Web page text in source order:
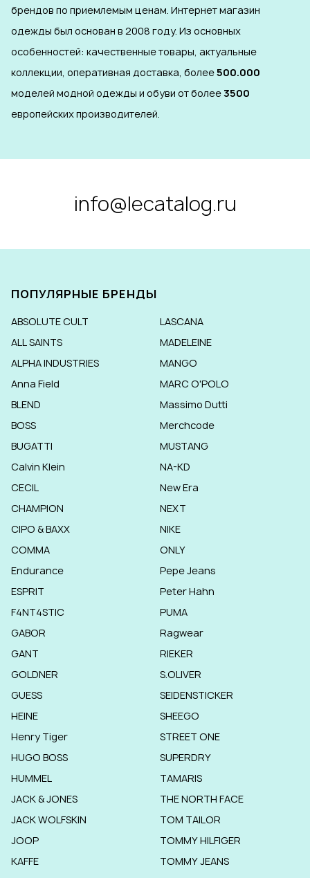
брендов по приемлемым ценам. Интернет магазин
одежды был основан в 2008 году. Из основных
особенностей: качественные товары, актуальные
коллекции, оперативная доставка, более500.000
моделей модной одежды и обуви от более3500
европейских производителей.
info@lecatalog.ru
ПОПУЛЯРНЫЕ БРЕНДЫ
ABSOLUTE CULT
ALL SAINTS
ALPHA INDUSTRIES
Anna Field
BLEND
BOSS
BUGATTI
Calvin Klein
CECIL
CHAMPION
CIPO & BAXX
COMMA
Endurance
ESPRIT
F4NT4STIC
GABOR
GANT
GOLDNER
GUESS
HEINE
Henry Tiger
HUGO BOSS
HUMMEL
JACK & JONES
JACK WOLFSKIN
JOOP
KAFFE
LASCANA
MADELEINE
MANGO
MARC O'POLO
Massimo Dutti
Merchcode
MUSTANG
NA-KD
New Era
NEXT
NIKE
ONLY
Pepe Jeans
Peter Hahn
PUMA
Ragwear
RIEKER
S.OLIVER
SEIDENSTICKER
SHEEGO
STREET ONE
SUPERDRY
TAMARIS
THE NORTH FACE
TOM TAILOR
TOMMY HILFIGER
TOMMY JEANS